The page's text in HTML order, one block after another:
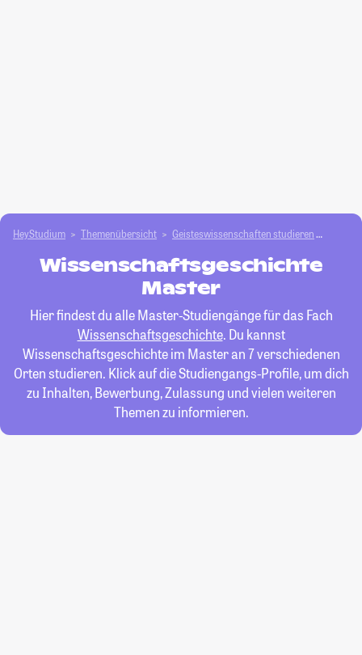
HeyStudium Themenübersicht Geisteswissenschaften studieren
Wissenschaftsgeschichte
Master
Hier findest du alle Master-Studiengänge für das Fach
Wissenschaftsgeschichte. Du kannst
Wissenschaftsgeschichte im Master an 7 verschiedenen
Orten studieren. Klick auf die Studiengangs-Profile, um dich
zu Inhalten, Bewerbung, Zulassung und vielen weiteren
Themen zu informieren.